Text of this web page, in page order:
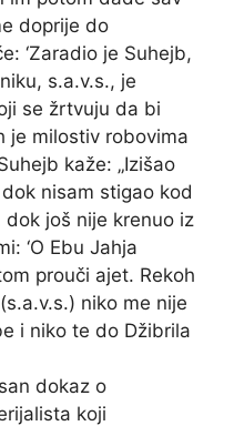
doprije do
‘Zaradio je Suhejb,
s.a.v.s., je
se žrtvuju da bi
je milostiv robovima
kaže: „Izišao
nisam stigao kod
dok još nije krenuo iz
‘O Ebu Jahja
prouči ajet. Rekoh
niko me nije
i niko te do Džibrila
dokaz o
koji